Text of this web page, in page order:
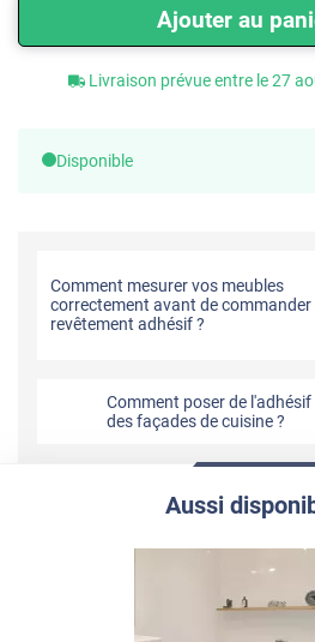
Ajouter au
Livraison prévue entre le 27
Disponible
Comment mesurer vos meubles
correctement avant de commander
revêtement adhésif ?
Comment poser de
des façades de cuisine ?
Aussi